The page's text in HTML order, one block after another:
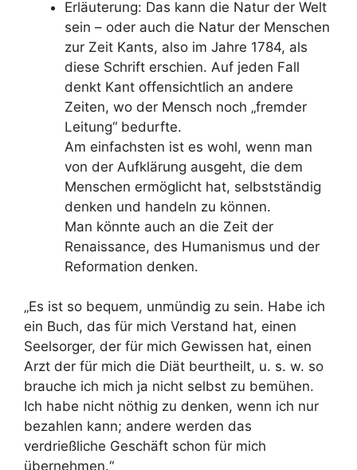
Erläuterung: Das kann die Natur der Welt
sein – oder auch die Natur der Menschen
zur Zeit Kants, also im Jahre 1784, als
diese Schrift erschien. Auf jeden Fall
denkt Kant offensichtlich an andere
Zeiten, wo der Mensch noch „fremder
Leitung“ bedurfte.
Am einfachsten ist es wohl, wenn man
von der Aufklärung ausgeht, die dem
Menschen ermöglicht hat, selbstständig
denken und handeln zu können.
Man könnte auch an die Zeit der
Renaissance, des Humanismus und der
Reformation denken.
„Es ist so bequem, unmündig zu sein. Habe ich
ein Buch, das für mich Verstand hat, einen
Seelsorger, der für mich Gewissen hat, einen
Arzt der für mich die Diät beurtheilt, u. s. w. so
brauche ich mich ja nicht selbst zu bemühen.
Ich habe nicht nöthig zu denken, wenn ich nur
bezahlen kann; andere werden das
verdrießliche Geschäft schon für mich
übernehmen.“